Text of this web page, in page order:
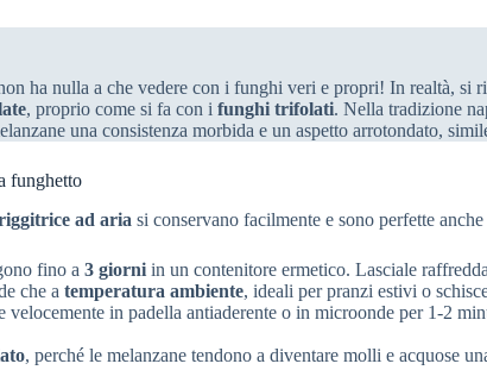
ha nulla a che vedere con i funghi veri e propri! In realtà, si
, proprio come si fa con i funghi trifolati. Nella tradizione
una consistenza morbida e un aspetto arrotondato,
funghetto
ad aria si conservano facilmente e sono perfette
fino a 3 giorni in un contenitore ermetico. Lasciale
che a temperatura ambiente, ideali per pranzi estivi o
velocemente in padella antiaderente o in microonde per 1-2
, perché le melanzane tendono a diventare molli e acquose